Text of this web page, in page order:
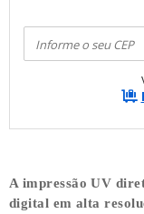
A impressão UV
digital em alta